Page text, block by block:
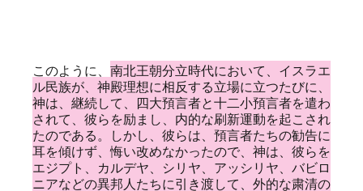
このように、 南北王朝分立時代において、イスラエ
ル民族が、神殿理想に相反する立場に立つたびに、
神は、継続して、四大預言者と十二小預言者を遣わ
されて、彼らを励まし、内的な刷新運動を起こされ
たのである。しかし、彼らは、預言者たちの勧告に
耳を傾けず、悔い改めなかったので、神は、彼らを
エジプト、カルデヤ、シリヤ、アッシリヤ、バビロ
ニアなどの異邦人たちに引き渡して、外的な粛清の